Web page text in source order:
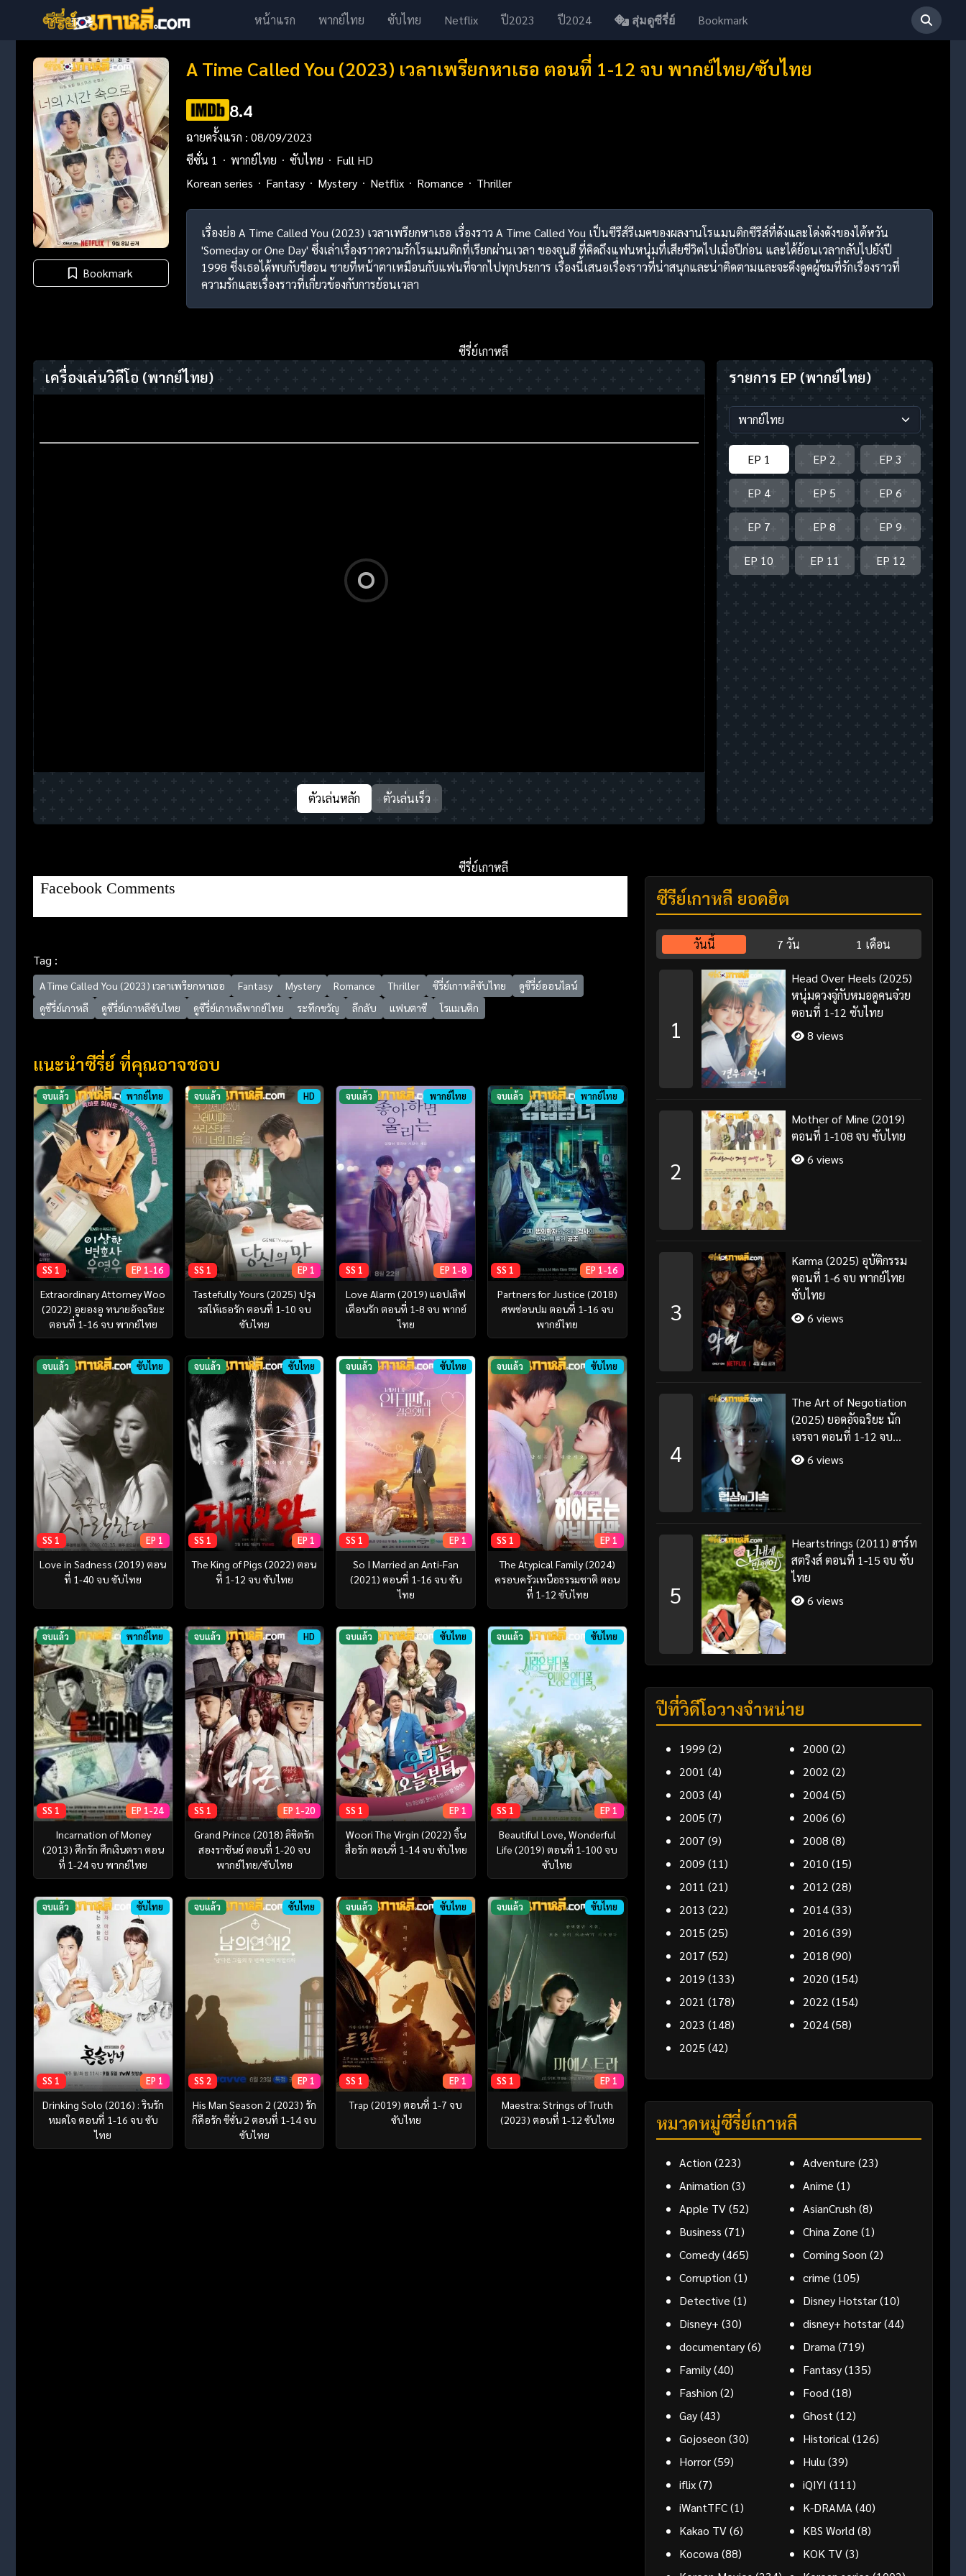
หน้าแรก พากย์ไทย ซับไทย Netflix ปี2023 ปี2024 สุ่มดูซีรี่ย์ Bookmark
Bookmark
A Time Called You (2023) เวลาเพรียกหาเธอ ตอนที่ 1-12 จบ พากย์ไทย/ซับไทย
8.4
ฉายครั้งแรก : 08/09/2023
ซีซั่น 1
พากย์ไทย ซับไทย
Full HD
Korean series
Fantasy Mystery Netflix Romance Thriller
เรื่องย่อ A Time Called You (2023) เวลาเพรียกหาเธอ เรื่องราว A Time Called You เป็นซีรีส์รีเมคของผลงานโรแมนติกซีรีส์ที่ดังและโด่งดังของไต้หวัน
'Someday or One Day' ซึ่งเล่าเรื่องราวความรักโรแมนติกที่เรียกผ่านเวลา ของจุนฮี ที่คิดถึงแฟนหนุ่มที่เสียชีวิตไปเมื่อปีก่อน และได้ย้อนเวลากลับไปยังปี
1998 ซึ่งเธอได้พบกับชีฮอน ชายที่หน้าตาเหมือนกับแฟนที่จากไปทุกประการ เรื่องนี้เสนอเรื่องราวที่น่าสนุกและน่าติดตามและจะดึงดูดผู้ชมที่รักเรื่องราวที่
ความรักและเรื่องราวที่เกี่ยวข้องกับการย้อนเวลา
ซีรี่ย์เกาหลี
เครื่องเล่นวิดีโอ (พากย์ไทย)
ตัวเล่นหลัก ตัวเล่นเร็ว
รายการ EP (พากย์ไทย)
EP 1 EP 2 EP 3
EP 4 EP 5 EP 6
EP 7 EP 8 EP 9
EP 10 EP 11 EP 12
ซีรี่ย์เกาหลี
Facebook Comments
Tag :
A Time Called You (2023) เวลาเพรียกหาเธอ Fantasy Mystery Romance Thriller ซีรี่ย์เกาหลีซับไทย
ดูซีรี่ย์ออนไลน์
ดูซีรี่ย์เกาหลี
ดูซีรี่ย์เกาหลีซับไทย ดูซีรี่ย์เกาหลีพากย์ไทย ระทึกขวัญ ลึกลับ แฟนตาซี โรแมนติก
แนะนำซีรี่ย์ ที่คุณอาจชอบ
จบแล้ว พากย์ไทย
SS 1 EP 1-16
Extraordinary Attorney Woo
(2022) อูยองอู ทนายอัจฉริยะ
ตอนที่ 1-16 จบ พากย์ไทย
จบแล้ว HD
SS 1 EP 1
Tastefully Yours (2025) ปรุง
รสให้เธอรัก ตอนที่ 1-10 จบ
ซับไทย
จบแล้ว พากย์ไทย
SS 1 EP 1-8
Love Alarm (2019) แอปเลิฟ
เตือนรัก ตอนที่ 1-8 จบ พากย์
ไทย
จบแล้ว พากย์ไทย
SS 1 EP 1-16
Partners for Justice (2018)
ศพซ่อนปม ตอนที่ 1-16 จบ
พากย์ไทย
จบแล้ว ซับไทย
SS 1 EP 1
Love in Sadness (2019) ตอน
ที่ 1-40 จบ ซับไทย
จบแล้ว ซับไทย
SS 1 EP 1
The King of Pigs (2022) ตอน
ที่ 1-12 จบ ซับไทย
จบแล้ว ซับไทย
SS 1 EP 1
So I Married an Anti-Fan
(2021) ตอนที่ 1-16 จบ ซับ
ไทย
จบแล้ว ซับไทย
SS 1 EP 1
The Atypical Family (2024)
ครอบครัวเหนือธรรมชาติ ตอน
ที่ 1-12 ซับไทย
จบแล้ว พากย์ไทย
SS 1 EP 1-24
Incarnation of Money
(2013) ศึกรัก ศึกเงินตรา ตอน
ที่ 1-24 จบ พากย์ไทย
จบแล้ว HD
SS 1 EP 1-20
Grand Prince (2018) ลิขิตรัก
สองราชันย์ ตอนที่ 1-20 จบ
พากย์ไทย/ซับไทย
จบแล้ว ซับไทย
SS 1 EP 1
Woori The Virgin (2022) จิ้น
สื่อรัก ตอนที่ 1-14 จบ ซับไทย
จบแล้ว ซับไทย
SS 1 EP 1
Beautiful Love, Wonderful
Life (2019) ตอนที่ 1-100 จบ
ซับไทย
จบแล้ว ซับไทย
SS 1 EP 1
Drinking Solo (2016) : รินรัก
หมดใจ ตอนที่ 1-16 จบ ซับ
ไทย
จบแล้ว ซับไทย
SS 2 EP 1
His Man Season 2 (2023) รัก
ก็คือรัก ซีซั่น 2 ตอนที่ 1-14 จบ
ซับไทย
จบแล้ว ซับไทย
SS 1 EP 1
Trap (2019) ตอนที่ 1-7 จบ
ซับไทย
จบแล้ว ซับไทย
SS 1 EP 1
Maestra: Strings of Truth
(2023) ตอนที่ 1-12 ซับไทย
ซีรี่ย์เกาหลี ยอดฮิต
วันนี้ 7 วัน 1 เดือน
1
Head Over Heels (2025)
หนุ่มดวงจู๋กับหมอดูคนจ๋วย
ตอนที่ 1-12 ซับไทย
8 views
2
Mother of Mine (2019)
ตอนที่ 1-108 จบ ซับไทย
6 views
3
Karma (2025) อุบัติกรรม
ตอนที่ 1-6 จบ พากย์ไทย
ซับไทย
6 views
4
The Art of Negotiation
(2025) ยอดอัจฉริยะ นัก
เจรจา ตอนที่ 1-12 จบ
พากย์ไทย/ซับไทย
6 views
5
Heartstrings (2011) ฮาร์ท
สตริงส์ ตอนที่ 1-15 จบ ซับ
ไทย
6 views
ปีที่วิดีโอวางจำหน่าย
1999 (2) 2000 (2)
2001 (4) 2002 (2)
2003 (4) 2004(5)
2005 (7) 2006 (6)
2007 (9) 2008 (8)
2009 (11) 2010 (15)
2011 (21) 2012 (28)
2013 (22) 2014(33)
2015 (25) 2016 (39)
2017 (52) 2018 (90)
2019 (133) 2020 (154)
2021 (178) 2022 (154)
2023 (148) 2024(58)
2025 (42)
หมวดหมู่ซีรี่ย์เกาหลี
Action (223) Adventure (23)
Animation (3) Anime (1)
Apple TV(52) AsianCrush (8)
Business (71) China Zone (1)
Comedy(465) Coming Soon (2)
Corruption (1) crime (105)
Detective (1) Disney Hotstar(10)
Disney+ (30) disney+ hotstar(44)
documentary(6) Drama (719)
Family(40) Fantasy(135)
Fashion (2) Food (18)
Gay(43) Ghost (12)
Gojoseon (30) Historical (126)
Horror(59) Hulu (39)
iflix(7) iQIYI (111)
iWantTFC(1) K-DRAMA (40)
Kakao TV(6) KBS World (8)
Kocowa (88) KOK TV(3)